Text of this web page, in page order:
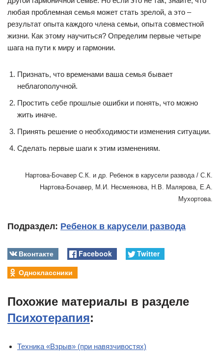
любая проблемная семья может стать зрелой, а это –
результат опыта каждого члена семьи, опыта совместной
жизни. Как этому научиться? Определим первые четыре
шага на пути к миру и гармонии.
Признать, что временами ваша семья бывает
неблагополучной.
Простить себе прошлые ошибки и понять, что можно
жить иначе.
Принять решение о необходимости изменения ситуации.
Сделать первые шаги к этим изменениям.
Нартова-Бочавер С.К. и др. Ребенок в карусели развода / С.К.
Нартова-Бочавер, М.И. Несмеянова, Н.В. Малярова, Е.А.
Мухортова.
Подраздел: Ребенок в карусели развода
Вконтакте Facebook
Twitter
Одноклассники
Похожие материалы в разделе
Психотерапия:
Техника «Взрыв» (при навязчивостях)